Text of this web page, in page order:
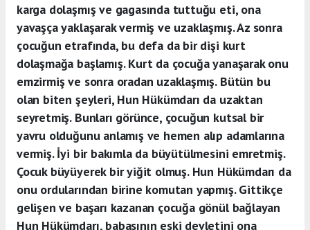
karga dolaşmış ve gagasında tuttuğu eti, ona
yavaşça yaklaşarak vermiş ve uzaklaşmış. Az sonra
çocuğun etrafında, bu defa da bir dişi kurt
dolaşmağa başlamış. Kurt da çocuğa yanaşarak onu
emzirmiş ve sonra oradan uzaklaşmış. Bütün bu
olan biten şeyleri, Hun Hükümdarı da uzaktan
seyretmiş. Bunları görünce, çocuğun kutsal bir
yavru olduğunu anlamış ve hemen alıp adamlarına
vermiş. İyi bir bakımla da büyütülmesini emretmiş.
Çocuk büyüyerek bir yiğit olmuş. Hun Hükümdarı da
onu ordularından birine komutan yapmış. Gittikçe
gelişen ve başarı kazanan çocuğa gönül bağlayan
Hun Hükümdarı, babasının eski devletini ona